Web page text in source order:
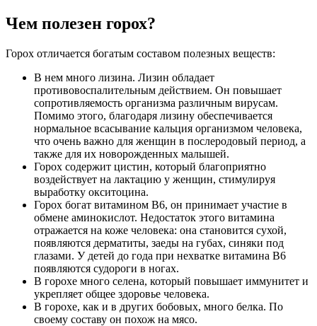
Чем полезен горох?
Горох отличается богатым составом полезных веществ:
В нем много лизина. Лизин обладает
противовоспалительным действием. Он повышает
сопротивляемость организма различным вирусам.
Помимо этого, благодаря лизину обеспечивается
нормальное всасывание кальция организмом человека,
что очень важно для женщин в послеродовый период, а
также для их новорожденных малышей.
Горох содержит цистин, который благоприятно
воздействует на лактацию у женщин, стимулируя
выработку окситоцина.
Горох богат витамином В6, он принимает участие в
обмене аминокислот. Недостаток этого витамина
отражается на коже человека: она становится сухой,
появляются дерматиты, заеды на губах, синяки под
глазами. У детей до года при нехватке витамина В6
появляются судороги в ногах.
В горохе много селена, который повышает иммунитет и
укрепляет общее здоровье человека.
В горохе, как и в других бобовых, много белка. По
своему составу он похож на мясо.